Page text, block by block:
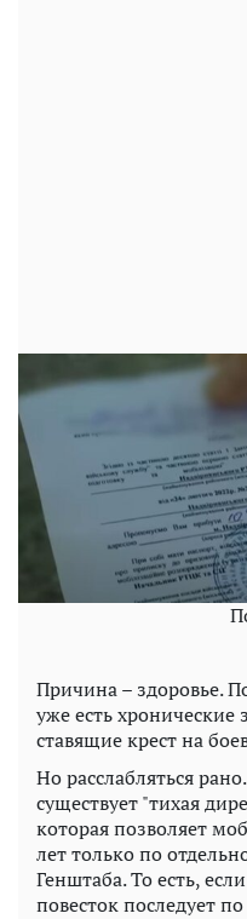
Причина – здоровье.
уже есть хронические
ставящие крест на
Но расслабляться
существует "тихая
которая позволяет
лет только по
Генштаба. То есть,
повесток последует